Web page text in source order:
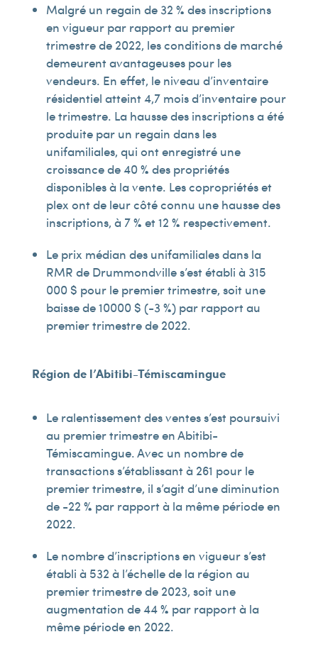
Malgré un regain de 32 % des inscriptions
en vigueur par rapport au premier
trimestre de 2022, les conditions de marché
demeurent avantageuses pour les
vendeurs. En effet, le niveau d’inventaire
résidentiel atteint 4,7 mois d’inventaire pour
le trimestre. La hausse des inscriptions a été
produite par un regain dans les
unifamiliales, qui ont enregistré une
croissance de 40 % des propriétés
disponibles à la vente. Les copropriétés et
plex ont de leur côté connu une hausse des
inscriptions, à 7 % et 12 % respectivement.
Le prix médian des unifamiliales dans la
RMR de Drummondville s’est établi à 315
000 $ pour le premier trimestre, soit une
baisse de 10 000 $ (-3 %) par rapport au
premier trimestre de 2022.
Région de l’Abitibi-Témiscamingue
Le ralentissement des ventes s’est poursuivi
au premier trimestre en Abitibi-
Témiscamingue. Avec un nombre de
transactions s’établissant à 261 pour le
premier trimestre, il s’agit d’une diminution
de -22 % par rapport à la même période en
2022.
Le nombre d’inscriptions en vigueur s’est
établi à 532 à l’échelle de la région au
premier trimestre de 2023, soit une
augmentation de 44 % par rapport à la
même période en 2022.